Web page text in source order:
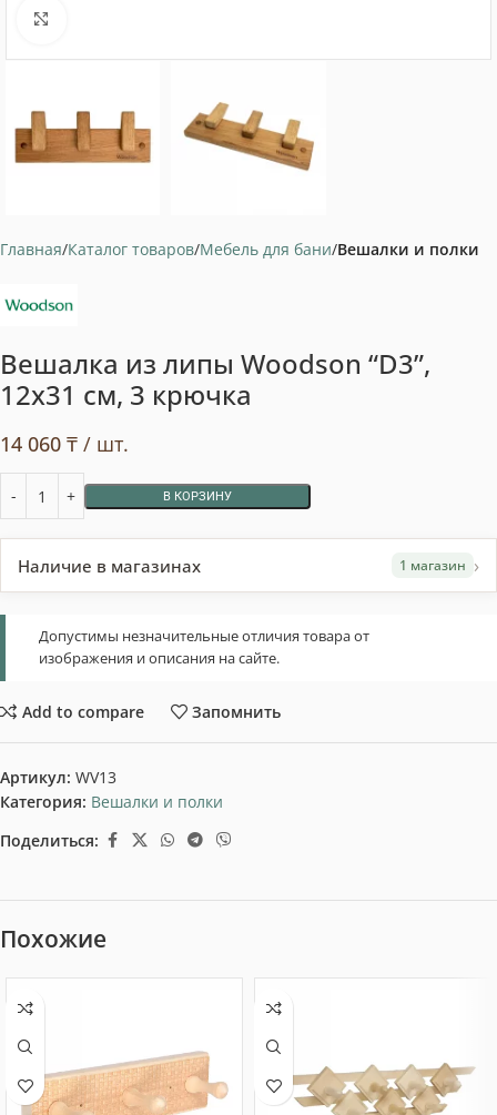
Главная Каталог товаров Мебель для бани Вешалки и полки
Вешалка из липы Woodson “D3”,
12х31 см, 3 крючка
14 060 ₸ / шт.
В КОРЗИНУ
Наличие в магазинах 1 магазин ›
Допустимы незначительные отличия товара от
изображения и описания на сайте.
Add to compare Запомнить
Артикул: WV13
Категория: Вешалки и полки
Поделиться:
Похожие